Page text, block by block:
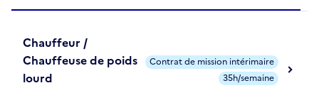
Chauffeur /
Chauffeuse de poids
lourd
Contrat de mission intérimaire
35h/semaine